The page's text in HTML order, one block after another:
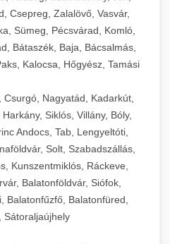
Csepreg, Zalalövő, Vasvár,
Sümeg, Pécsvárad, Komló,
Bátaszék, Baja, Bácsalmás,
Kalocsa, Hőgyész, Tamási
Nagyatád, Kadarkút,
Siklós, Villány, Bóly,
Andocs, Tab, Lengyeltóti,
Solt, Szabadszállás,
Kunszentmiklós, Ráckeve,
Balatonföldvár, Siófok,
Balatonfűzfő, Balatonfüred,
Sátoraljaújhely